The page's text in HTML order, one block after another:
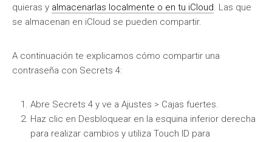
quieras y almacenarlas localmente o en tu iCloud. Las que
se almacenan en iCloud se pueden compartir.
A continuación te explicamos cómo compartir una
contraseña con Secrets 4:
Abre Secrets 4 y ve a Ajustes > Cajas fuertes.
Haz clic en Desbloquear en la esquina inferior derecha
para realizar cambios y utiliza Touch ID para